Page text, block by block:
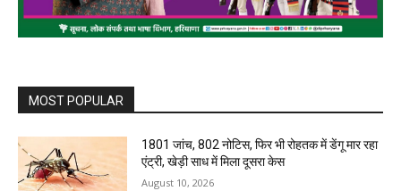
MOST POPULAR
1801 जांच, 802 नोटिस, फिर भी रोहतक में डेंगू मार रहा
एंट्री, खेड़ी साध में मिला दूसरा केस
August 10, 2026